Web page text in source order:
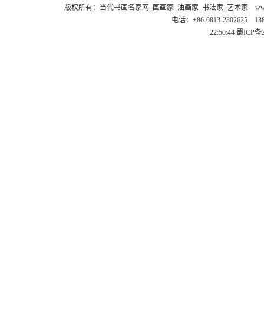
版权所有： 当代书画名家网_国画家_油画家_书法家_艺术家
电话：+86-0813-2302625
22:50:44 蜀ICP备